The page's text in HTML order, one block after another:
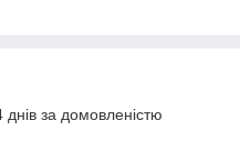
за домовленістю